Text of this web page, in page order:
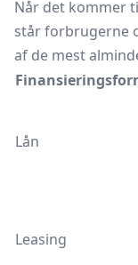
Når det kommer
står forbrugerne
af de mest
Lån
Leasing